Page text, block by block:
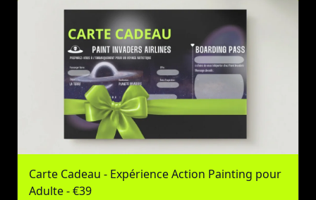
Carte Cadeau - Expérience Action Painting pour
Adulte - €39